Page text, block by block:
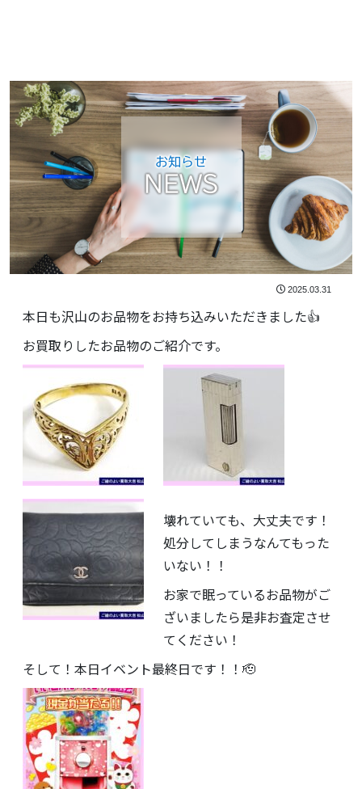
お知らせ
NEWS
2025.03.31
本日も沢山のお品物をお持ち込みいただきました👍
お買取りしたお品物のご紹介です。
壊れていても、大丈夫です！
処分してしまうなんてもった
いない！！
お家で眠っているお品物がご
ざいましたら是非お査定させ
てください！
そして！本日イベント最終日です！！🫡